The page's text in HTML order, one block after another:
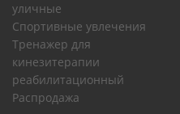
уличные
Спортивные увлечения
Тренажер для
кинезитерапии
реабилитационный
Распродажа